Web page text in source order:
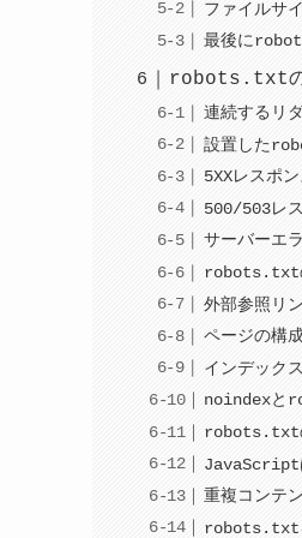
ファイルサ
最後に
robots.txtの
連続するリ
設置した
5XXレスポ
500/503レ
サーバーエ
robots.txt
外部参照リ
ページの構
インデック
noindexと
robots.txt
JavaScript
重複コンテ
robots.txt